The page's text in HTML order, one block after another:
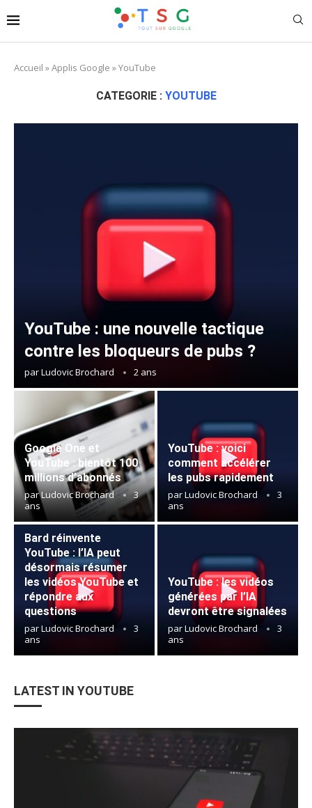
Accueil »Applis Google »YouTube
CATEGORIE : YOUTUBE
YouTube : une nouvelle tactique
contre les bloqueurs de pubs ?
parLudovic Brochard 2 ans
Google One et
YouTube : bientôt 100
millions d’abonnés
parLudovic Brochard
3
ans
YouTube : voici
comment accélérer
les pubs rapidement
parLudovic Brochard
3
ans
Bard réinvente
YouTube : l’IA peut
désormais résumer
les vidéos YouTube et
répondre aux
questions
parLudovic Brochard
3
ans
YouTube : les vidéos
générées par l’IA
devront être signalées
parLudovic Brochard
3
ans
LATEST IN YOUTUBE